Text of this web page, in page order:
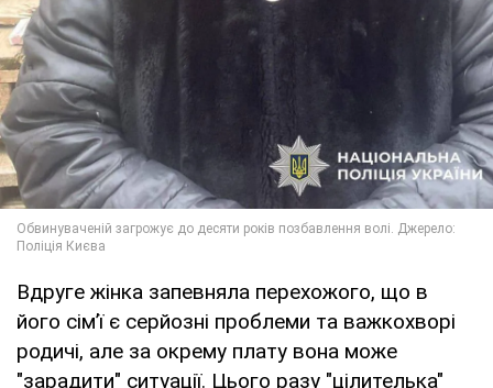
Вдруге жінка запевняла перехожого, що в
його сім’ї є серйозні проблеми та важкохворі
родичі, але за окрему плату вона може
"зарадити" ситуації. Цього разу "цілителька"